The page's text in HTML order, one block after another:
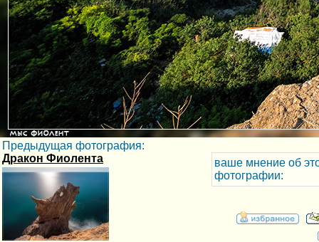
Предыдущая фотография:
Дракон Фиолента
ваше мнение об
фотографии: